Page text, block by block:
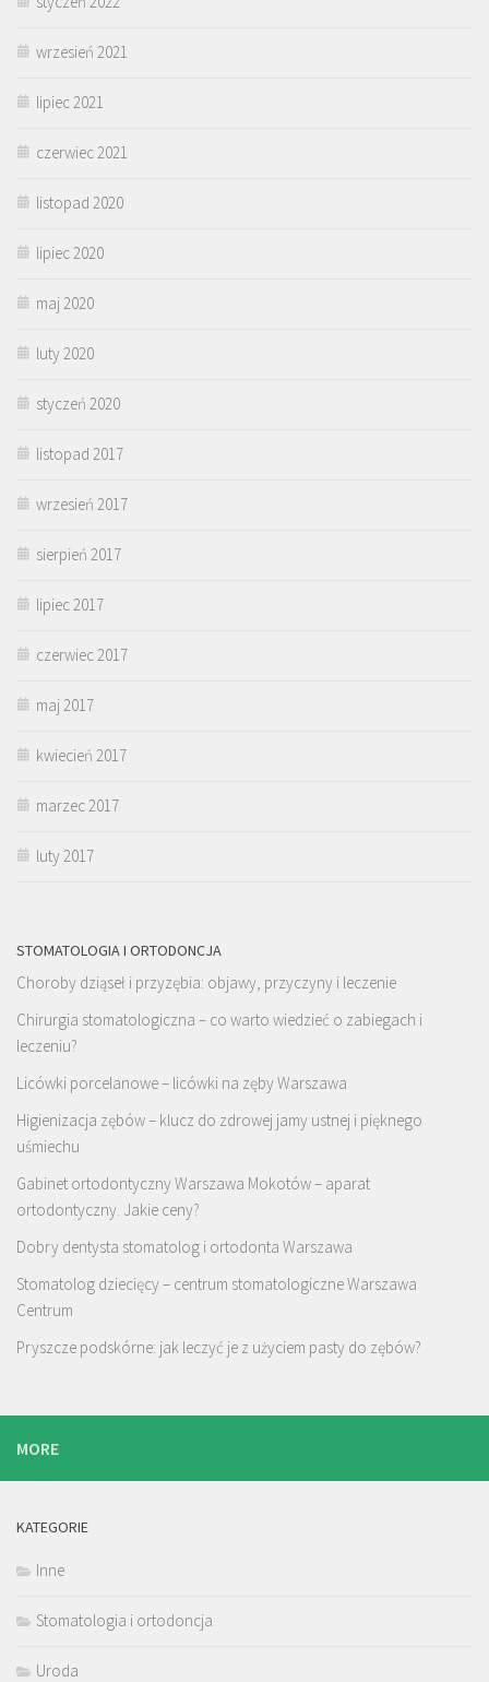
wrzesień 2021
lipiec 2021
czerwiec 2021
listopad 2020
lipiec 2020
maj 2020
luty 2020
styczeń 2020
listopad 2017
wrzesień 2017
sierpień 2017
lipiec 2017
czerwiec 2017
maj 2017
kwiecień 2017
marzec 2017
luty 2017
STOMATOLOGIA I ORTODONCJA
Choroby dziąseł i przyzębia: objawy, przyczyny i leczenie
Chirurgia stomatologiczna – co warto wiedzieć o zabiegach i
leczeniu?
Licówki porcelanowe – licówki na zęby Warszawa
Higienizacja zębów – klucz do zdrowej jamy ustnej i pięknego
uśmiechu
Gabinet ortodontyczny Warszawa Mokotów – aparat
ortodontyczny. Jakie ceny?
Dobry dentysta stomatolog i ortodonta Warszawa
Stomatolog dziecięcy – centrum stomatologiczne Warszawa
Centrum
Pryszcze podskórne: jak leczyć je z użyciem pasty do zębów?
MORE
KATEGORIE
Inne
Stomatologia i ortodoncja
Uroda